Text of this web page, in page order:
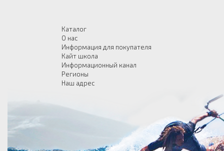
Каталог
О нас
Информация для покупателя
Кайт школа
Информационный канал
Регионы
Наш адрес